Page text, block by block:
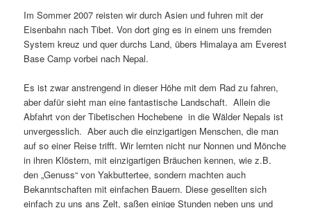
Im Sommer 2007 reisten wir durch Asien und fuhren mit der
Eisenbahn nach Tibet. Von dort ging es in einem uns fremden
System kreuz und quer durchs Land, übers Himalaya am Everest
Base Camp vorbei nach Nepal.
Es ist zwar anstrengend in dieser Höhe mit dem Rad zu fahren,
aber dafür sieht man eine fantastische Landschaft. Allein die
Abfahrt von der Tibetischen Hochebene in die Wälder Nepals ist
unvergesslich. Aber auch die einzigartigen Menschen, die man
auf so einer Reise trifft. Wir lernten nicht nur Nonnen und Mönche
in ihren Klöstern, mit einzigartigen Bräuchen kennen, wie z.B.
den „Genuss“ von Yakbuttertee, sondern machten auch
Bekanntschaften mit einfachen Bauern. Diese gesellten sich
einfach zu uns ans Zelt, saßen einige Stunden neben uns und